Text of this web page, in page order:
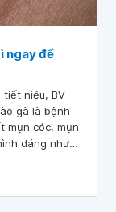
ngay để
tiết niệu, BV
gà là bệnh
mụn cóc, mụn
dáng như
tình dục,